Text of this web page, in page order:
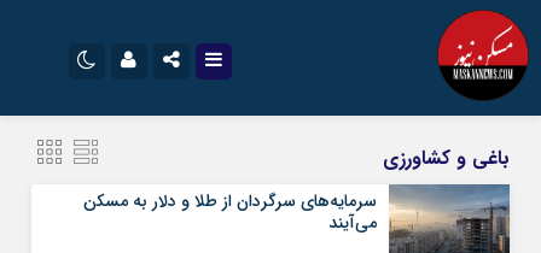
سروش
ایتا
آپارات
رمز عبور
باغی و کشاورزی
سرمایه‌های سرگردان از طلا و دلار به مسکن
می‌آیند